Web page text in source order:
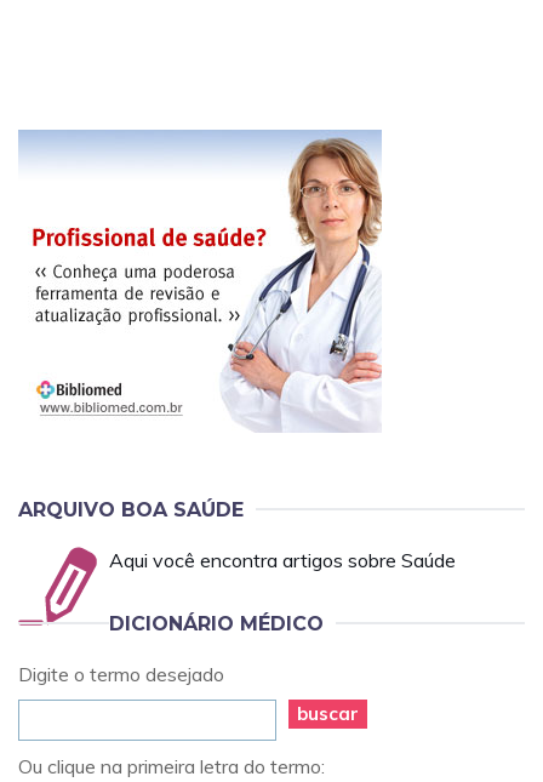
ARQUIVO BOA SAÚDE
Aqui você encontra artigos sobre Saúde
DICIONÁRIO MÉDICO
Digite o termo desejado
buscar
Ou clique na primeira letra do termo: